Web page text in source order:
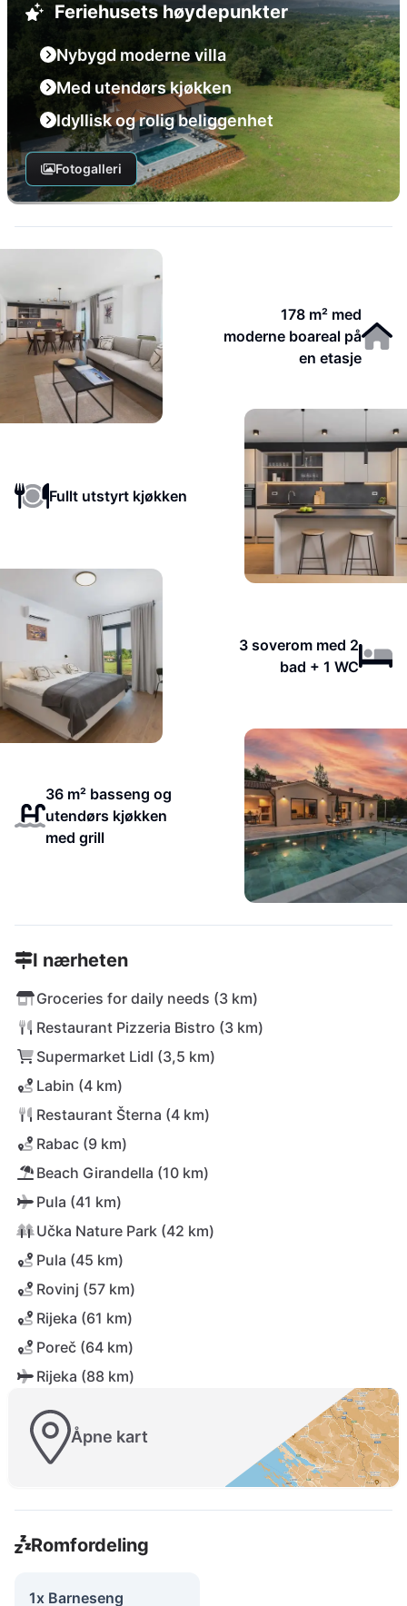
Feriehusets høydepunkter
Nybygd moderne villa
Med utendørs kjøkken
Idyllisk og rolig beliggenhet
Fotogalleri
178 m² med
moderne boareal på
en etasje
Fullt utstyrt kjøkken
3 soverom med 2
bad + 1 WC
36 m² basseng og
utendørs kjøkken
med grill
I nærheten
Groceries for daily needs (3 km)
Restaurant Pizzeria Bistro (3 km)
Supermarket Lidl (3,5 km)
Labin (4 km)
Restaurant Šterna (4 km)
Rabac (9 km)
Beach Girandella (10 km)
Pula (41 km)
Učka Nature Park (42 km)
Pula (45 km)
Rovinj (57 km)
Rijeka (61 km)
Poreč (64 km)
Rijeka (88 km)
Åpne kart
Romfordeling
1x Barneseng